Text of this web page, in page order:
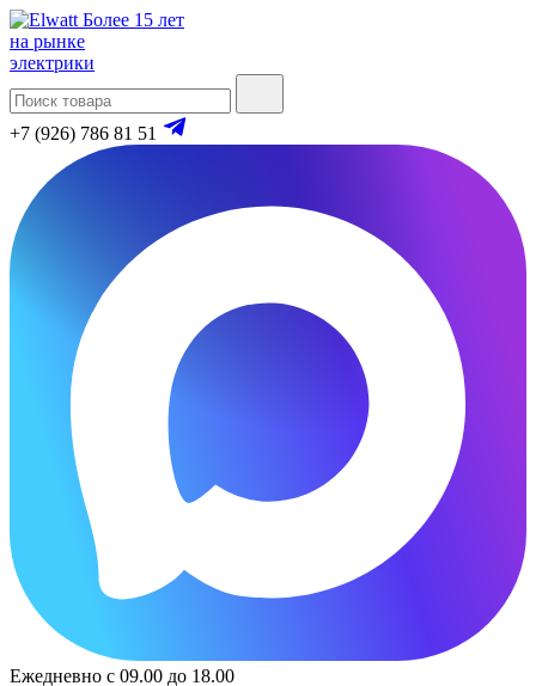
Более 15 лет
на рынке
электрики
+7 (926) 786 81 51
Ежедневно с 09.00 до 18.00